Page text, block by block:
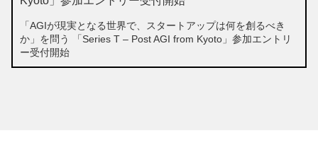
「AGIが現実となる世界で、スタートアップは何を創るべき
か」を問う 「Series T – Post AGI from Kyoto」参加エントリ
ー受付開始